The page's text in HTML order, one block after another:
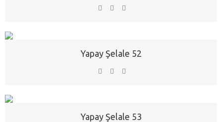
Yapay Şelale 52
Yapay Şelale 53